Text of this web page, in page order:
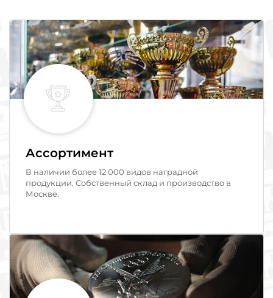
Ассортимент
В наличии более 12 000 видов наградной
продукции. Собственный склад и производство в
Москве.